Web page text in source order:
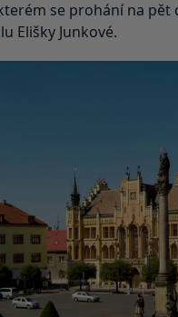
se prohání na pět
Elišky Junkové.